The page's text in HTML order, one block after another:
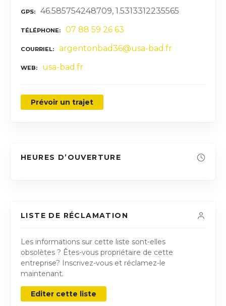
GPS 46.585754248709, 1.5313312235565
TÉLÉPHONE 07 88 59 26 63
COURRIEL argentonbad36@usa-bad.fr
WEB usa-bad.fr
Prévoir un trajet
HEURES D’OUVERTURE
LISTE DE RÉCLAMATION
Les informations sur cette liste sont-elles
obsolètes ? Êtes-vous propriétaire de cette
entreprise? Inscrivez-vous et réclamez-le
maintenant.
Editer cette liste